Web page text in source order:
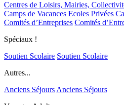
Centres de Loisirs, Mairies,
Camps de Vacances Ecoles Privées
Comités d’Entreprises Comités
Spéciaux !
Soutien Scolaire Soutien Scolaire
Autres...
Anciens SéjoursAnciens Séjours